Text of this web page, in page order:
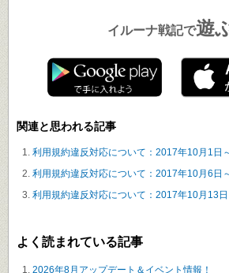
イルーナ戦記で遊
関連と思われる記事
利用規約違反対応について：2017年10月1日
利用規約違反対応について：2017年10月6日
利用規約違反対応について：2017年10月13
よく読まれている記事
2026年8月アップデート＆イベント情報！